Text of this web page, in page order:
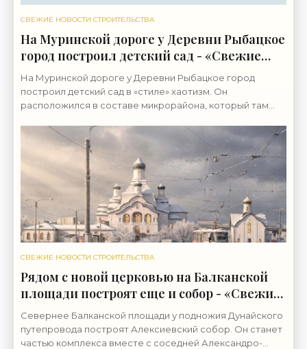
СВЕЖИЕ НОВОСТИ СТРОИТЕЛЬСТВА
На Муринской дороге у Деревни Рыбацкое
город построил детский сад - «Свежие
новости строительства»
На Муринской дороге у Деревни Рыбацкое город
построил детский сад в «стиле» хаотизм. Он
расположился в составе микрорайона, который там
«Ручьи»
СВЕЖИЕ НОВОСТИ СТРОИТЕЛЬСТВА
Рядом с новой церковью на Балканской
площади построят еще и собор - «Свежие
новости строительства»
Севернее Балканской площади у подножия Дунайского
путепровода построят Алексиевский собор. Он станет
частью комплекса вместе с соседней Александро-